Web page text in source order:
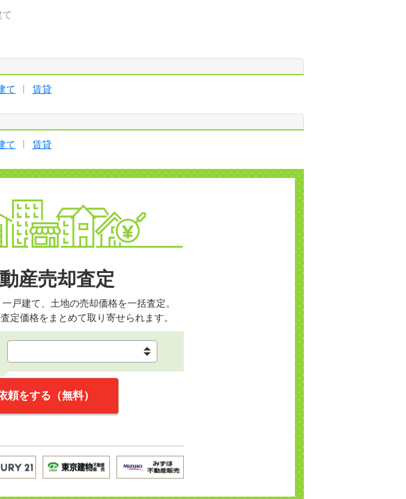
て 賃貸
て 賃貸
産売却査定
戸建て、土地の売却価格を一括査定。
定価格をまとめて取り寄せられます。
頼をする（無料）